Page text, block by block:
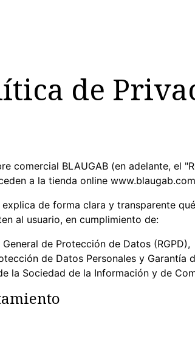
de
comercial BLAUGAB (en adelante,
a la tienda online
de forma clara y transparente
al usuario, en cumplimiento de:
de Protección de Datos (RGPD),
de Datos Personales y Garantía
la Sociedad de la Información y de